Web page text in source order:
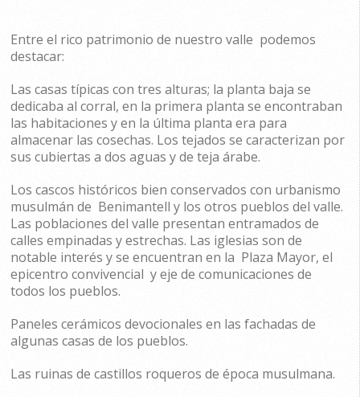
Entre el rico patrimonio de nuestro valle podemos
destacar:
Las casas típicas con tres alturas; la planta baja se
dedicaba al corral, en la primera planta se encontraban
las habitaciones y en la última planta era para
almacenar las cosechas. Los tejados se caracterizan por
sus cubiertas a dos aguas y de teja árabe.
Los cascos históricos bien conservados con urbanismo
musulmán de Benimantell y los otros pueblos del valle.
Las poblaciones del valle presentan entramados de
calles empinadas y estrechas. Las iglesias son de
notable interés y se encuentran en la Plaza Mayor, el
epicentro convivencial y eje de comunicaciones de
todos los pueblos.
Paneles cerámicos devocionales en las fachadas de
algunas casas de los pueblos.​
Las ruinas de castillos roqueros de época musulmana.